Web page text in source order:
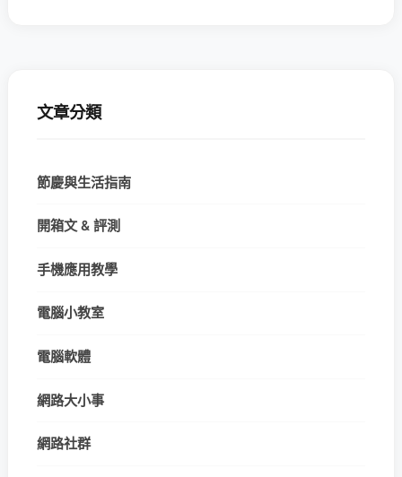
文章分類
節慶與生活指南
開箱文 & 評測
手機應用教學
電腦小教室
電腦軟體
網路大小事
網路社群